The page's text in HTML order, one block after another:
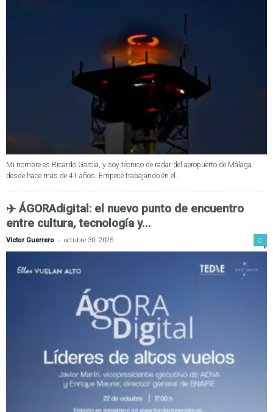
Mi nombre es Ricardo García, y soy técnico de radar del aeropuerto de Málaga
desde hace más de 41 años. Empecé trabajando en el...
✈️ ÁGORAdigital: el nuevo punto de encuentro
entre cultura, tecnología y...
Victor Guerrero - octubre 30, 2025 0